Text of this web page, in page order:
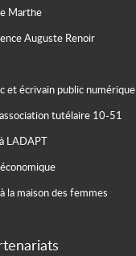
Marthe
Auguste Renoir
et écrivain public numérique
tutélaire 10-51
LADAPT
la maison des femmes